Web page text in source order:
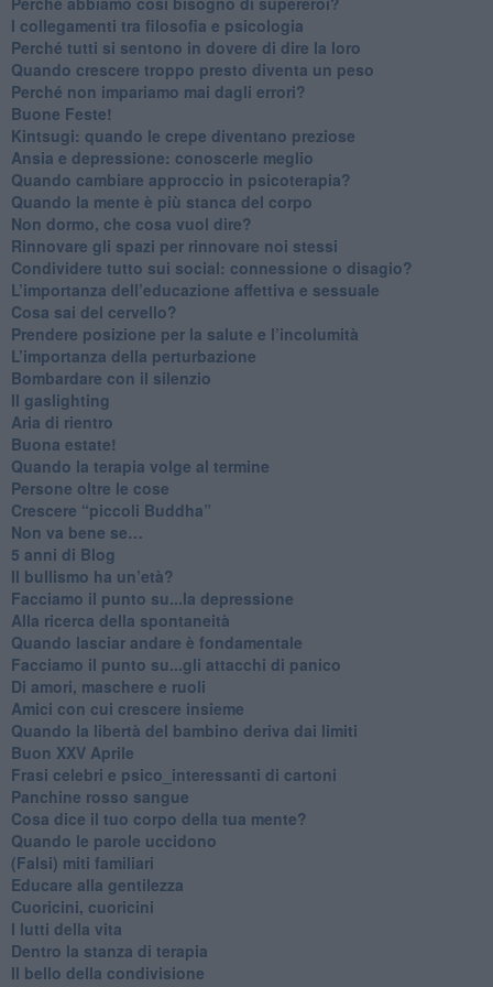
​I collegamenti tra filosofia e psicologia
​Perché tutti si sentono in dovere di dire la loro
​Quando crescere troppo presto diventa un peso
​Perché non impariamo mai dagli errori?
​Buone Feste!
​Kintsugi: quando le crepe diventano preziose
Ansia e depressione: conoscerle meglio
Quando cambiare approccio in psicoterapia?
​Quando la mente è più stanca del corpo
Non dormo, che cosa vuol dire?
​Rinnovare gli spazi per rinnovare noi stessi
​Condividere tutto sui social: connessione o disagio?
​L’importanza dell’educazione affettiva e sessuale
​Cosa sai del cervello?
Prendere posizione per la salute e l’incolumità
L’importanza della perturbazione
​Bombardare con il silenzio
Il gaslighting
Aria di rientro
Buona estate!
​Quando la terapia volge al termine
​Persone oltre le cose
​Crescere “piccoli Buddha”
Non va bene se…
​5 anni di Blog
​Il bullismo ha un’età?
Facciamo il punto su...la depressione
​Alla ricerca della spontaneità
​Quando lasciar andare è fondamentale
Facciamo il punto su...gli attacchi di panico
Di amori, maschere e ruoli
​Amici con cui crescere insieme
​Quando la libertà del bambino deriva dai limiti
Buon XXV Aprile
​Frasi celebri e psico_interessanti di cartoni
​Panchine rosso sangue
​Cosa dice il tuo corpo della tua mente?
​Quando le parole uccidono
​(Falsi) miti familiari
​Educare alla gentilezza
​Cuoricini, cuoricini
I lutti della vita
​Dentro la stanza di terapia
​Il bello della condivisione